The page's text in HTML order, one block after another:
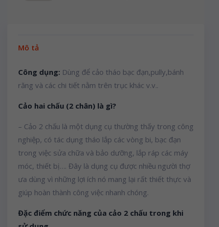
Mô tả
Công dụng: Dùng để cảo tháo bạc đạn,pully,bánh
răng và các chi tiết nằm trên trục khác v.v..
Cảo hai chấu (2 chân) là gì?
– Cảo 2 chấu là một dụng cụ thường thấy trong công
nghiệp, có tác dụng tháo lắp các vòng bi, bạc đạn
trong việc sửa chữa và bảo dưỡng, lắp ráp các máy
móc, thiết bị…. Đây là dụng cụ được nhiều người thợ
ưa dùng vì những lợi ích nó mang lại rất thiết thực và
giúp hoàn thành công việc nhanh chóng.
Đặc điểm chức năng của cảo 2 chấu trong khi